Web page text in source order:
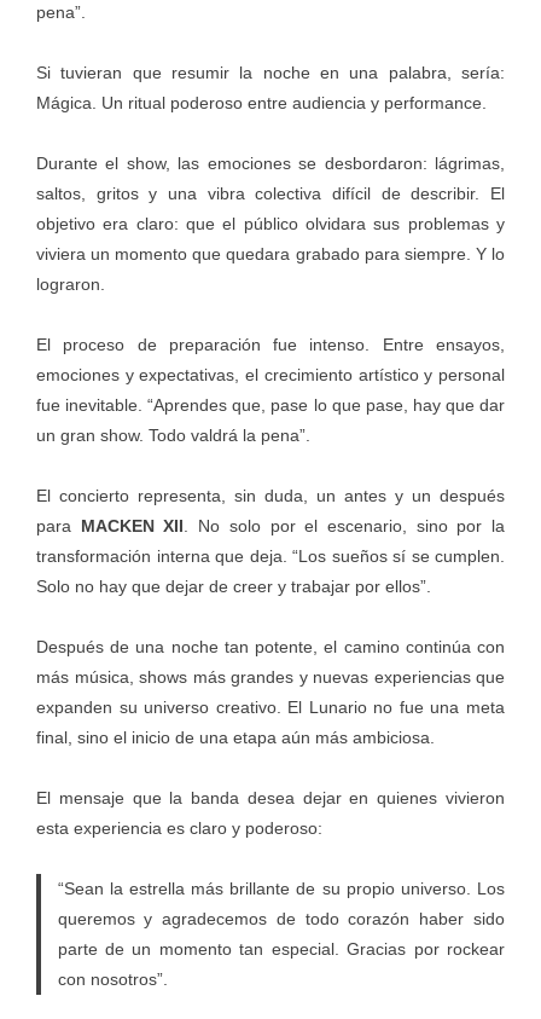
pena”.
Si tuvieran que resumir la noche en una palabra, sería:
Mágica. Un ritual poderoso entre audiencia y performance.
Durante el show, las emociones se desbordaron: lágrimas,
saltos, gritos y una vibra colectiva difícil de describir. El
objetivo era claro: que el público olvidara sus problemas y
viviera un momento que quedara grabado para siempre. Y lo
lograron.
El proceso de preparación fue intenso. Entre ensayos,
emociones y expectativas, el crecimiento artístico y personal
fue inevitable. “Aprendes que, pase lo que pase, hay que dar
un gran show. Todo valdrá la pena”.
El concierto representa, sin duda, un antes y un después
para MACKEN XII . No solo por el escenario, sino por la
transformación interna que deja. “Los sueños sí se cumplen.
Solo no hay que dejar de creer y trabajar por ellos”.
Después de una noche tan potente, el camino continúa con
más música, shows más grandes y nuevas experiencias que
expanden su universo creativo. El Lunario no fue una meta
final, sino el inicio de una etapa aún más ambiciosa.
El mensaje que la banda desea dejar en quienes vivieron
esta experiencia es claro y poderoso:
“Sean la estrella más brillante de su propio universo. Los
queremos y agradecemos de todo corazón haber sido
parte de un momento tan especial. Gracias por rockear
con nosotros”.